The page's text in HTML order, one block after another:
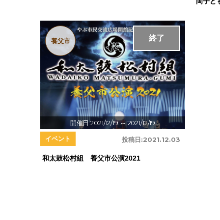
開催日:2021/12/19～ 2021/12/19
終了
養父市
投稿日:2021.12.03
イベント
和太鼓松村組 養父市公演2021